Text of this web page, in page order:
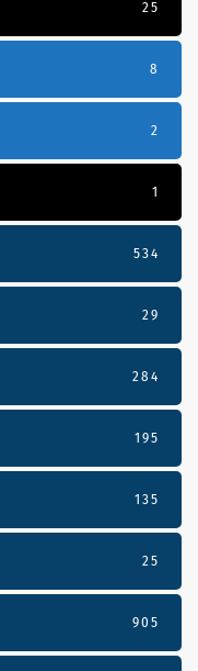
25
8
2
1
534
29
284
195
135
25
905